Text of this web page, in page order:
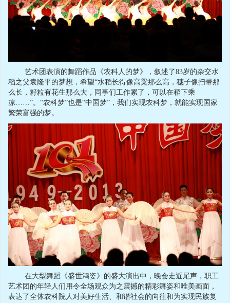
艺术团表演的舞蹈作品《农科人的梦》，叙述了83岁的杂交水
稻之父袁隆平的梦想，希望“水稻长得像高粱那么高，穗子像扫帚那
么长，籽粒有花生那么大，同事们工作累了，可以在稻下乘
凉……”。“农科梦”也是“中国梦”，我们实现农科梦，就能实现国家
繁荣富强的梦。
在大型舞蹈《盛世鸿姿》的盛大演出中，晚会走近尾声，职工
艺术团的年轻人们用令全场观众为之震撼的精彩舞姿和唯美画面，
表达了全体农科院人对美好生活、和谐社会的向往和为实现民族复